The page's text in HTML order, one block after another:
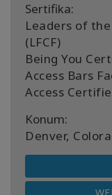
Sertifika:
Leaders of
(LFCF)
Being You
Access Bars
Access
Konum:
Denver,